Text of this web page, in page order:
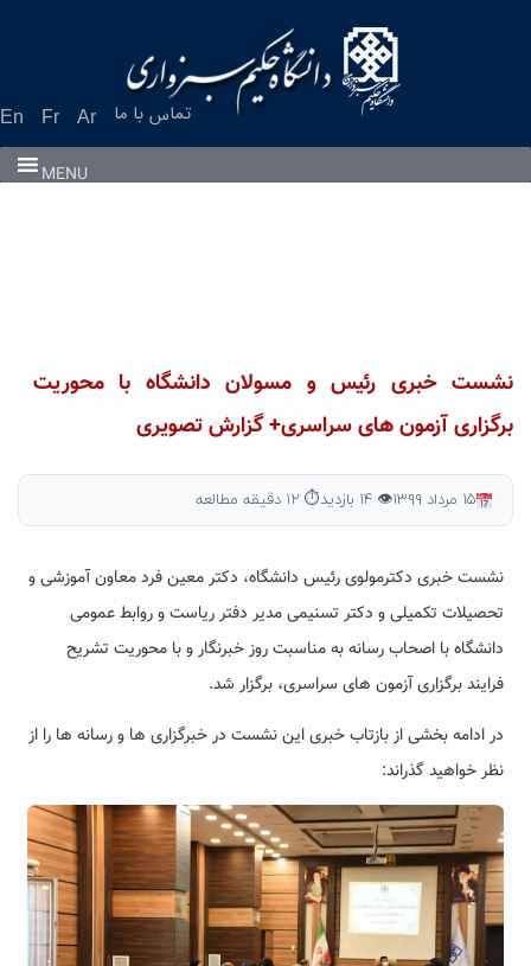
En Fr Ar تماس با ما
MENU
نشست خبری رئیس و مسولان دانشگاه با محوریت
برگزاری آزمون های سراسری+ گزارش تصویری
۱۵ مرداد ۱۳۹۹ 👁 ۱۴ بازدید ⏱ ۱۲ دقیقه مطالعه
نشست خبری دکترمولوی رئیس دانشگاه، دکتر معین فرد معاون آموزشی و
تحصیلات تکمیلی و دکتر تسنیمی مدیر دفتر ریاست و روابط عمومی
دانشگاه با اصحاب رسانه به مناسبت روز خبرنگار و با محوریت تشریح
فرایند برگزاری آزمون های سراسری، برگزار شد.
در ادامه بخشی از بازتاب خبری این نشست در خبرگزاری ها و رسانه ها را از
نظر خواهید گذراند: